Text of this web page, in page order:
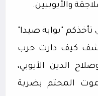
والأيوبيين.
تأخذكم "بوابة صيدا"
كيف دارت حرب
الدين الأيوبي،
المحتم بضربة